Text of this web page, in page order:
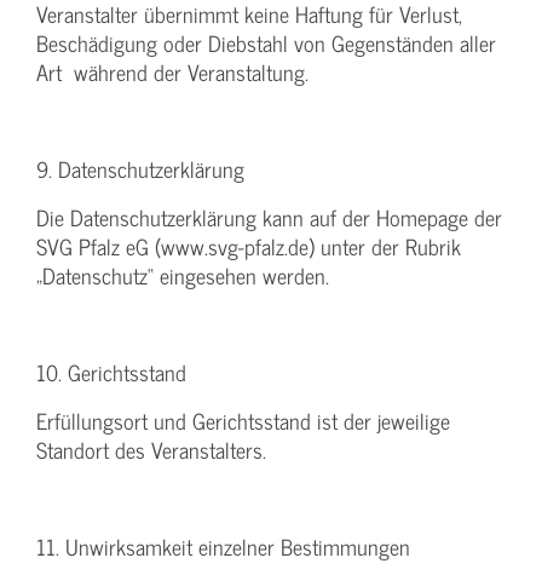
Veranstalter übernimmt keine Haftung für Verlust,
Beschädigung oder Diebstahl von Gegenständen aller
Art während der Veranstaltung.
9. Datenschutzerklärung
Die Datenschutzerklärung kann auf der Homepage der
SVG Pfalz eG (www.svg-pfalz.de) unter der Rubrik
„Datenschutz“ eingesehen werden.
10. Gerichtsstand
Erfüllungsort und Gerichtsstand ist der jeweilige
Standort des Veranstalters.
11. Unwirksamkeit einzelner Bestimmungen